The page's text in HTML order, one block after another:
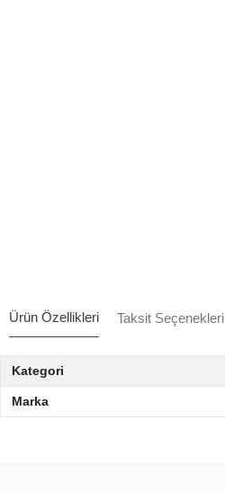
Ürün Özellikleri Taksit Seçenekleri
Kategori
Marka